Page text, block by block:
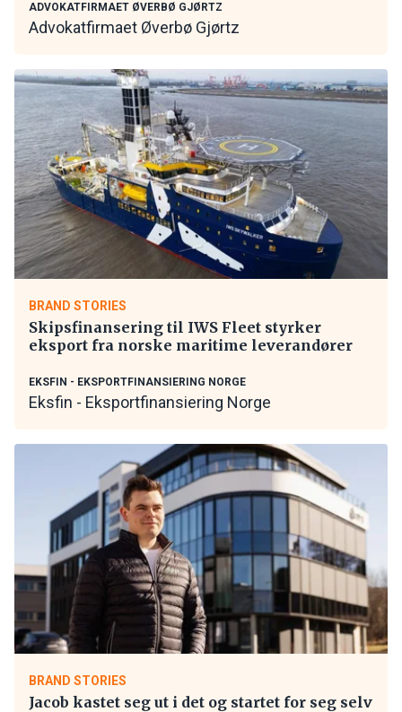
ADVOKATFIRMAET ØVERBØ GJØRTZ
Advokatfirmaet Øverbø Gjørtz
BRAND STORIES
Skipsfinansering til IWS Fleet styrker
eksport fra norske maritime leverandører
EKSFIN - EKSPORTFINANSIERING NORGE
Eksfin - Eksportfinansiering Norge
BRAND STORIES
Jacob kastet seg ut i det og startet for seg selv